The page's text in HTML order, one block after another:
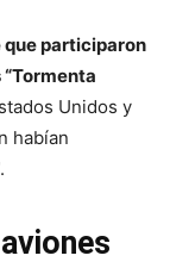
que participaron
Unidos y
habían